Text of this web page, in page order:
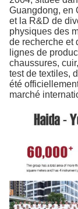
Guangdong, en
et la R&D de
physiques des
de recherche et
lignes de
chaussures,
test de textiles,
été
marché